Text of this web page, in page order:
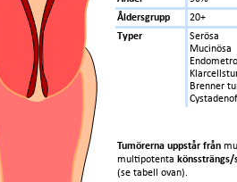
Tumörerna uppstår från
multipotenta
(se tabell ovan).
Åldersgrupp
20+
Typer
Serösa
Mucinösa
Brenner